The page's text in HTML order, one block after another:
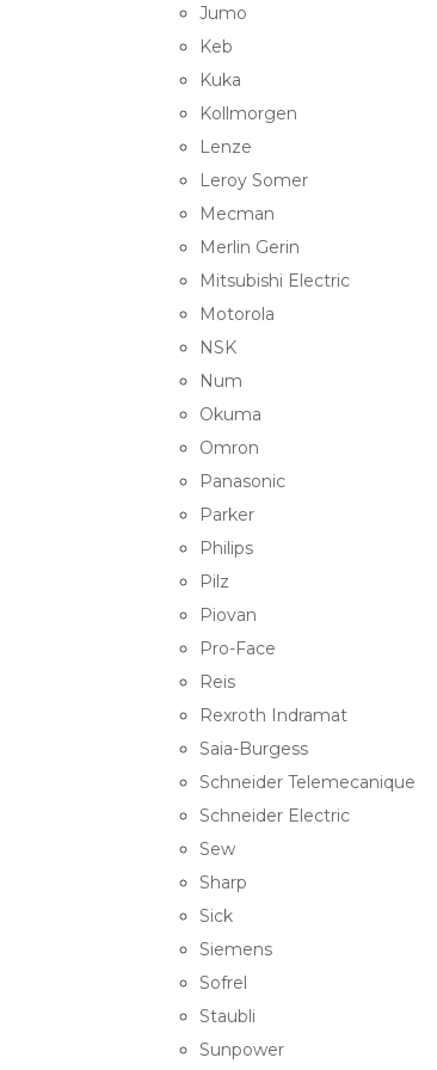
Jumo
Keb
Kuka
Kollmorgen
Lenze
Leroy Somer
Mecman
Merlin Gerin
Mitsubishi Electric
Motorola
NSK
Num
Okuma
Omron
Panasonic
Parker
Philips
Pilz
Piovan
Pro-Face
Reis
Rexroth Indramat
Saia-Burgess
Schneider Telemecanique
Schneider Electric
Sew
Sharp
Sick
Siemens
Sofrel
Staubli
Sunpower